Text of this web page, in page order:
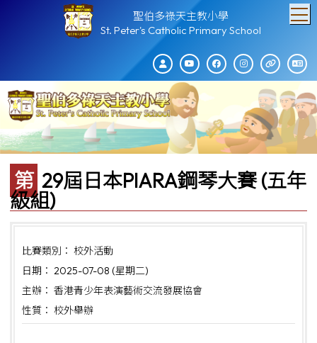
聖伯多祿天主教小學
St. Peter's Catholic Primary School
第29屆日本PIARA鋼琴大賽 (五年
級組)
比賽類別： 校外活動
日期： 2025-07-08 (星期二)
主辦： 香港青少年表演藝術交流發展協會
性質： 校外舉辦